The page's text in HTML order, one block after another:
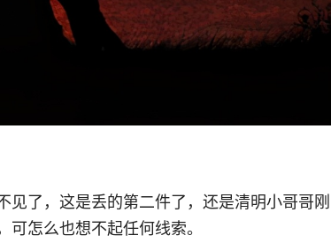
见了，这是丢的第二件了，还是清明小哥哥刚
怎么也想不起任何线索。